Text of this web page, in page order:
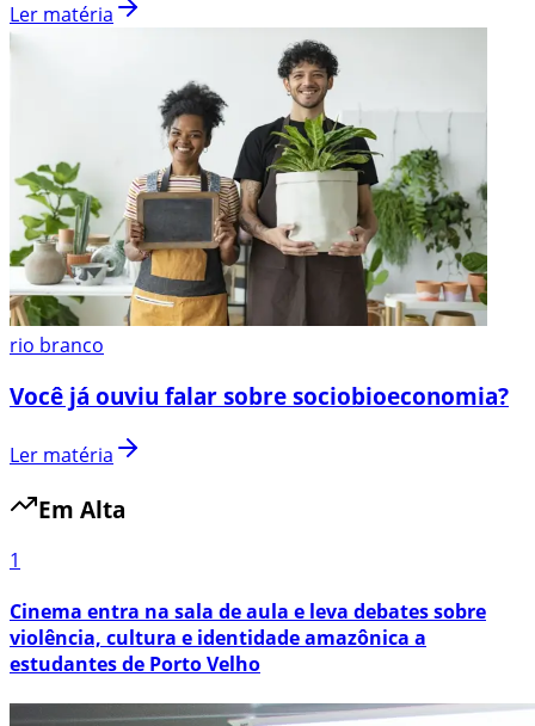
Ler matéria
rio branco
Você já ouviu falar sobre sociobioeconomia?
Ler matéria
Em Alta
1
Cinema entra na sala de aula e leva debates sobre
violência, cultura e identidade amazônica a
estudantes de Porto Velho